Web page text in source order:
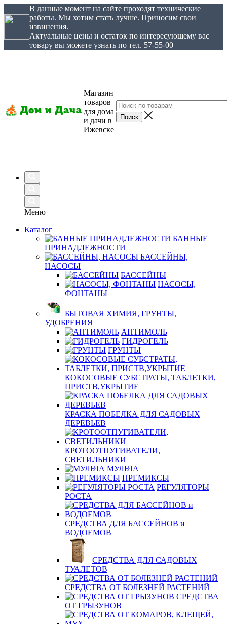
В данные момент на сайте проходят технические
работы. Мы хотим стать лучше. Приносим свои
извинения.
Актуальные цены и остаток по интересующему вас
товару вы можете узнать по тел. 57-55-00
Магазин
товаров
для дома
и дачи в
Ижевске
Меню
Каталог
БАННЫЕ
ПРИНАДЛЕЖНОСТИ
БАССЕЙНЫ,
НАСОСЫ
БАССЕЙНЫ
НАСОСЫ,
ФОНТАНЫ
БЫТОВАЯ ХИМИЯ, ГРУНТЫ,
УДОБРЕНИЯ
АНТИМОЛЬ
ГИДРОГЕЛЬ
ГРУНТЫ
КОКОСОВЫЕ СУБСТРАТЫ, ТАБЛЕТКИ,
ПРИСТВ,УКРЫТИЕ
КРАСКА ПОБЕЛКА ДЛЯ САДОВЫХ
ДЕРЕВЬЕВ
КРОТООТПУГИВАТЕЛИ,
СВЕТИЛЬНИКИ
МУЛЬЧА
ПРЕМИКСЫ
РЕГУЛЯТОРЫ
РОСТА
СРЕДСТВА ДЛЯ БАССЕЙНОВ и
ВОДОЕМОВ
СРЕДСТВА ДЛЯ САДОВЫХ
ТУАЛЕТОВ
СРЕДСТВА ОТ БОЛЕЗНЕЙ РАСТЕНИЙ
СРЕДСТВА
ОТ ГРЫЗУНОВ